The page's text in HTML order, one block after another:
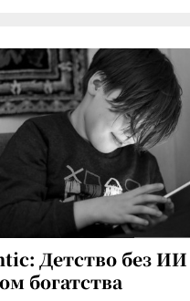
Детство без ИИ
богатства